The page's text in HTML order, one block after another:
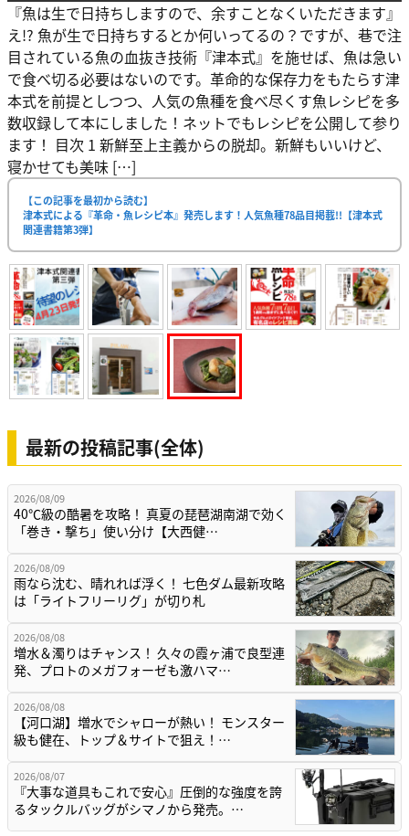
『魚は生で日持ちしますので、余すことなくいただきます』
え!? 魚が生で日持ちするとか何いってるの？ですが、巷で注
目されている魚の血抜き技術『津本式』を施せば、魚は急い
で食べ切る必要はないのです。革命的な保存力をもたらす津
本式を前提としつつ、人気の魚種を食べ尽くす魚レシピを多
数収録して本にしました！ネットでもレシピを公開して参り
ます！ 目次 1 新鮮至上主義からの脱却。新鮮もいいけど、
寝かせても美味 […]
【この記事を最初から読む】
津本式による『革命・魚レシピ本』発売します！人気魚種78品目掲載!!【津本式
関連書籍第3弾】
最新の投稿記事(全体)
2026/08/09
40℃級の酷暑を攻略！ 真夏の琵琶湖南湖で効く
「巻き・撃ち」使い分け【大西健…
2026/08/09
雨なら沈む、晴れれば浮く！ 七色ダム最新攻略
は「ライトフリーリグ」が切り札
2026/08/08
増水＆濁りはチャンス！ 久々の霞ヶ浦で良型連
発、プロトのメガフォーゼも激ハマ…
2026/08/08
【河口湖】増水でシャローが熱い！ モンスター
級も健在、トップ＆サイトで狙え！…
2026/08/07
『大事な道具もこれで安心』圧倒的な強度を誇
るタックルバッグがシマノから発売。…